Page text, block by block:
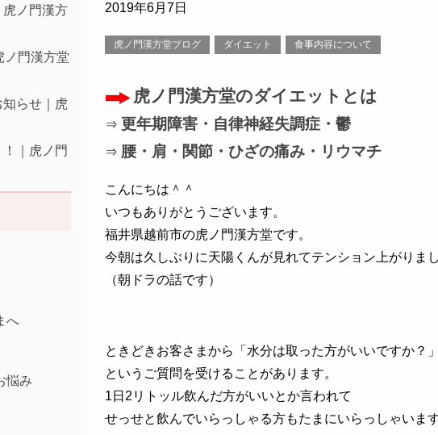
2019年6月7日
虎ノ門漢方堂ブログ ダイエット 食事内容について
虎ノ門漢方堂のダイエットとは
⇒ 更年期障害・自律神経失調症・鬱
⇒ 腰・肩・関節・ひざの痛み・リウマチ
こんにちは＾＾
いつもありがとうございます。
福井県越前市の虎ノ門漢方堂です。
今朝は久しぶりに天陽くんが見れてテンション上がりま
（朝ドラの話です）
ときどきお客さまから「水分は取った方がいいですか？」
というご質問を受けることがあります。
1日2リトッル飲んだ方がいいとか言われて
せっせと飲んでいらっしゃる方もたまにいらっしゃいます
虎ノ門漢方
ノ門漢方堂
らせ｜虎
｜虎ノ門
へ
悩み